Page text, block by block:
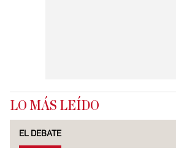
LO MÁS LEÍDO
EL DEBATE